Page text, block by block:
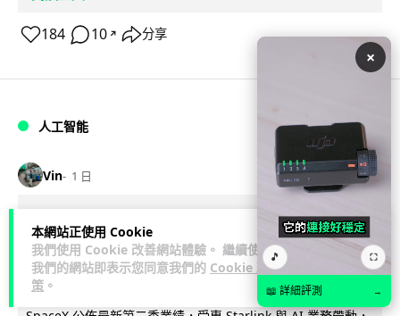
本網站正使用 Cookie
我們使用 Cookie 改善網站體驗。 繼續使用
我們的網站即表示您同意我們的 Cookie 政
策 。
184 10 ↗ 分享
人工智能
Vin 1 日
Elon Musk: SpaceX 將挑戰萬億年收
入 目標明年數據中心上太空 Starlink 覆
蓋全球170國
×
🎵 ⛶
📖 詳細評測 →